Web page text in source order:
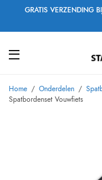
GRATIS VERZENDING
Home / Onderdelen /
Spatbordenset Vouwfiets